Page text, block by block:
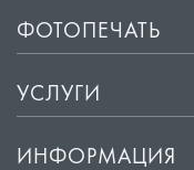
ФОТОПЕЧАТЬ
УСЛУГИ
ИНФОРМАЦИЯ